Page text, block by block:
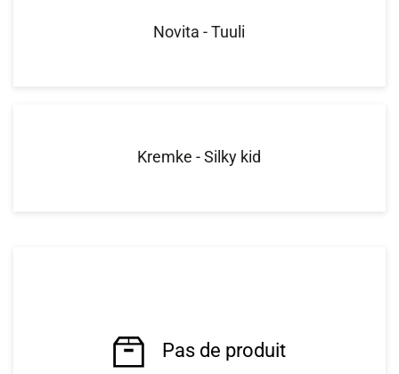
Novita - Tuuli
Kremke - Silky kid
Pas de produit